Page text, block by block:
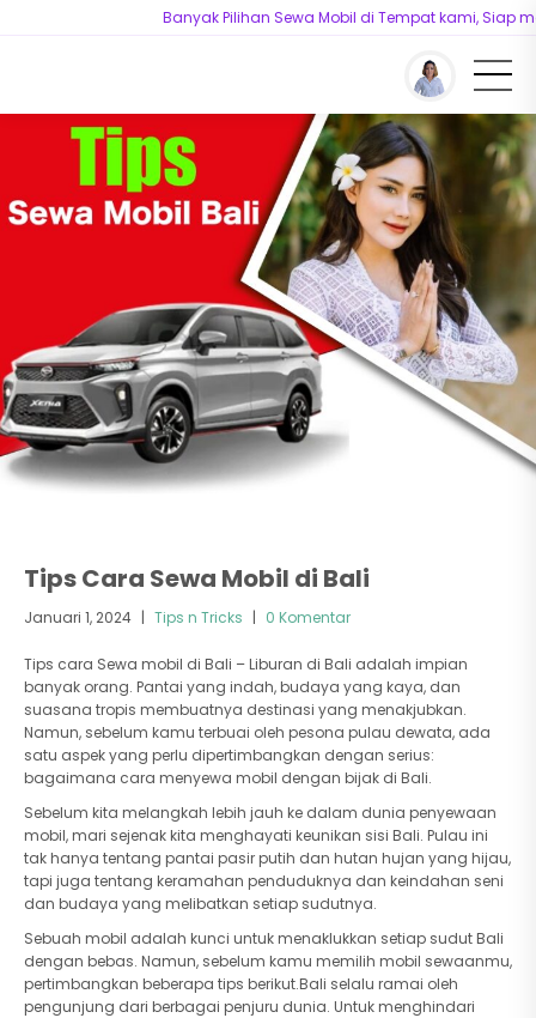
Banyak Pilihan Sewa Mobil di Tempat kami, Siap
Beranda/Tips n Tricks/Tips Cara Sewa Mobil di Bali
Tips Cara Sewa Mobil di Bali
Januari 1, 2024 | Tips n Tricks | 0 Komentar
Tips cara Sewa mobil di Bali – Liburan di Bali adalah impian
banyak orang. Pantai yang indah, budaya yang kaya, dan
suasana tropis membuatnya destinasi yang menakjubkan.
Namun, sebelum kamu terbuai oleh pesona pulau dewata, ada
satu aspek yang perlu dipertimbangkan dengan serius:
bagaimana cara menyewa mobil dengan bijak di Bali.
Sebelum kita melangkah lebih jauh ke dalam dunia penyewaan
mobil, mari sejenak kita menghayati keunikan sisi Bali. Pulau ini
tak hanya tentang pantai pasir putih dan hutan hujan yang hijau,
tapi juga tentang keramahan penduduknya dan keindahan seni
dan budaya yang melibatkan setiap sudutnya.
Sebuah mobil adalah kunci untuk menaklukkan setiap sudut Bali
dengan bebas. Namun, sebelum kamu memilih mobil sewaanmu,
pertimbangkan beberapa tips berikut.Bali selalu ramai oleh
pengunjung dari berbagai penjuru dunia. Untuk menghindari